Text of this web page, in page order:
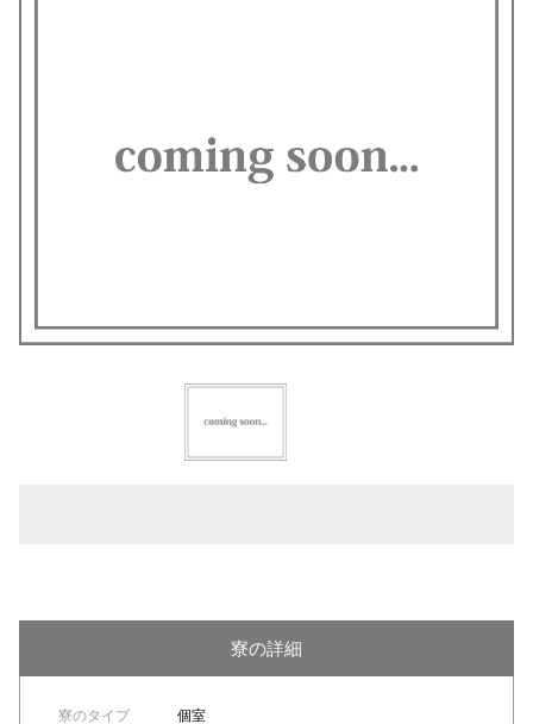
寮の詳細
寮のタイプ 個室